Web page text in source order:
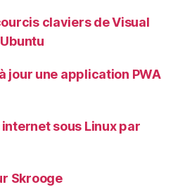
claviers de Visual
jour une application PWA
sous Linux par
Skrooge